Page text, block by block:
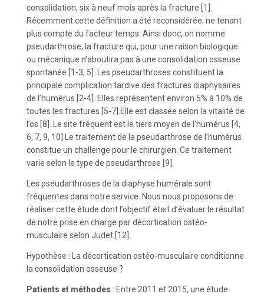
consolidation, six à neuf mois après la fracture [1].
Récemment cette définition a été reconsidérée, ne tenant
plus compte du facteur temps. Ainsi donc, on nomme
pseudarthrose, la fracture qui, pour une raison biologique
ou mécanique n’aboutira pas à une consolidation osseuse
spontanée [1-3, 5]. Les pseudarthroses constituent la
principale complication tardive des fractures diaphysaires
de l’humérus [2-4]. Elles représentent environ 5% à 10% de
toutes les fractures [5-7].Elle est classée selon la vitalité de
l’os [8].
Le site fréquent est le tiers moyen de l’humérus [4,
6, 7, 9, 10].Le traitement de la pseudarthrose de l’humérus
constitue un challenge pour le chirurgien. Ce traitement
varie selon le type de pseudarthrose [9].
Les pseudarthroses de la diaphyse humérale sont
fréquentes dans notre service. Nous nous proposons de
réaliser cette étude dont l’objectif était d’évaluer le résultat
de notre prise en charge par décortication ostéo-
musculaire selon Judet [12].
Hypothèse : La décortication ostéo-musculaire conditionne
la consolidation osseuse ?
Patients et méthodes : Entre 2011 et 2015, une étude